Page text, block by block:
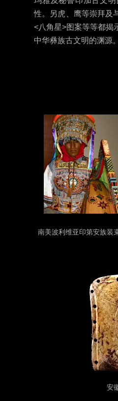
性。另虎、鹰等崇拜及
<八角星>图案等等都揭
中华彝族古文明的渊源。
南美波利维亚印第安族装
安